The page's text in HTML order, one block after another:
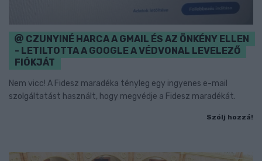
CZUNYINÉ HARCA A GMAIL ÉS AZ ÖNKÉNY ELLEN
- LETILTOTTA A GOOGLE A VÉDVONAL LEVELEZŐ
FIÓKJÁT
Nem vicc! A Fidesz maradéka tényleg egy ingyenes e-mail
szolgáltatást használt, hogy megvédje a Fidesz maradékát.
Szólj hozzá!